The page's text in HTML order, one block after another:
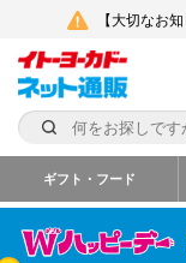
【大切なお
ギフト・フード